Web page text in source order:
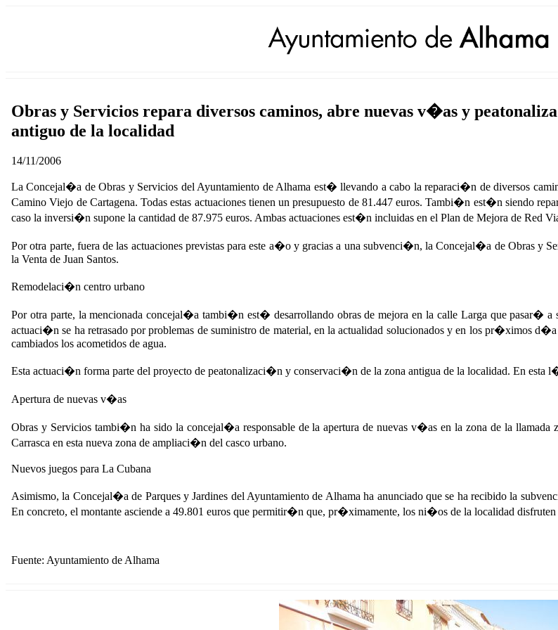
Obras y Servicios repara diversos caminos, abre nuevas v�as y
antiguo de la localidad
14/11/2006
La Concejal�a de Obras y Servicios del Ayuntamiento de Alhama est� llevando a cabo la reparaci�n de diversos
Camino Viejo de Cartagena. Todas estas actuaciones tienen un presupuesto de 81.447 euros. Tambi�n est�n siendo
caso la inversi�n supone la cantidad de 87.975 euros. Ambas actuaciones est�n incluidas en el Plan de Mejora de Red
Por otra parte, fuera de las actuaciones previstas para este a�o y gracias a una subvenci�n, la Concejal�a de Obras
la Venta de Juan Santos.
Remodelaci�n centro urbano
Por otra parte, la mencionada concejal�a tambi�n est� desarrollando obras de mejora en la calle Larga que
actuaci�n se ha retrasado por problemas de suministro de material, en la actualidad solucionados y en los pr�ximos
cambiados los acometidos de agua.
Esta actuaci�n forma parte del proyecto de peatonalizaci�n y conservaci�n de la zona antigua de la localidad. En
Apertura de nuevas v�as
Obras y Servicios tambi�n ha sido la concejal�a responsable de la apertura de nuevas v�as en la zona de la
Carrasca en esta nueva zona de ampliaci�n del casco urbano.
Nuevos juegos para La Cubana
Asimismo, la Concejal�a de Parques y Jardines del Ayuntamiento de Alhama ha anunciado que se ha recibido la
En concreto, el montante asciende a 49.801 euros que permitir�n que, pr�ximamente, los ni�os de la localidad disfruten
Fuente: Ayuntamiento de Alhama